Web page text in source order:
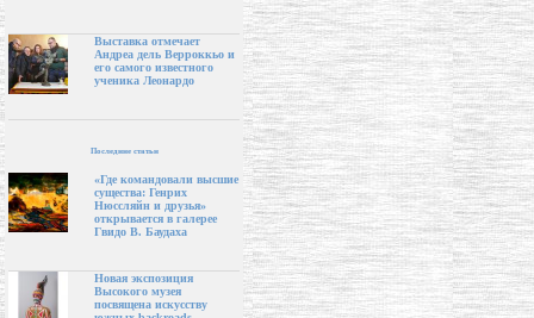
Выставка отмечает
Андреа дель Верроккьо и
его самого известного
ученика Леонардо
Последние статьи
«Где командовали высшие
существа: Генрих
Нюссляйн и друзья»
открывается в галерее
Гвидо В. Баудаха
Новая экспозиция
Высокого музея
посвящена искусству